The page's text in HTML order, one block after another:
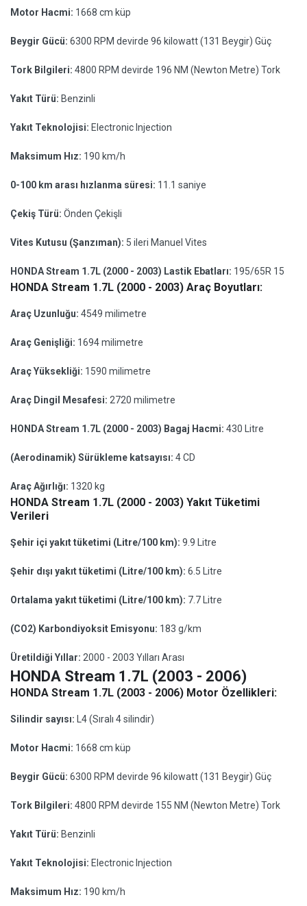
Motor Hacmi: 1668 cm küp
Beygir Gücü: 6300 RPM devirde 96 kilowatt (131 Beygir) Güç
Tork Bilgileri: 4800 RPM devirde 196 NM (Newton Metre) Tork
Yakıt Türü: Benzinli
Yakıt Teknolojisi: Electronic Injection
Maksimum Hız: 190 km/h
0-100 km arası hızlanma süresi: 11.1 saniye
Çekiş Türü: Önden Çekişli
Vites Kutusu (Şanzıman): 5 ileri Manuel Vites
HONDA Stream 1.7L (2000 - 2003) Lastik Ebatları: 195/65R 15
HONDA Stream 1.7L (2000 - 2003) Araç Boyutları:
Araç Uzunluğu: 4549 milimetre
Araç Genişliği: 1694 milimetre
Araç Yüksekliği: 1590 milimetre
Araç Dingil Mesafesi: 2720 milimetre
HONDA Stream 1.7L (2000 - 2003) Bagaj Hacmi: 430 Litre
(Aerodinamik) Sürükleme katsayısı: 4 CD
Araç Ağırlığı: 1320 kg
HONDA Stream 1.7L (2000 - 2003) Yakıt Tüketimi
Verileri
Şehir içi yakıt tüketimi (Litre/100 km): 9.9 Litre
Şehir dışı yakıt tüketimi (Litre/100 km): 6.5 Litre
Ortalama yakıt tüketimi (Litre/100 km): 7.7 Litre
(CO2) Karbondiyoksit Emisyonu: 183 g/km
Üretildiği Yıllar: 2000 - 2003 Yılları Arası
HONDA Stream 1.7L (2003 - 2006)
HONDA Stream 1.7L (2003 - 2006) Motor Özellikleri:
Silindir sayısı: L4 (Sıralı 4 silindir)
Motor Hacmi: 1668 cm küp
Beygir Gücü: 6300 RPM devirde 96 kilowatt (131 Beygir) Güç
Tork Bilgileri: 4800 RPM devirde 155 NM (Newton Metre) Tork
Yakıt Türü: Benzinli
Yakıt Teknolojisi: Electronic Injection
Maksimum Hız: 190 km/h